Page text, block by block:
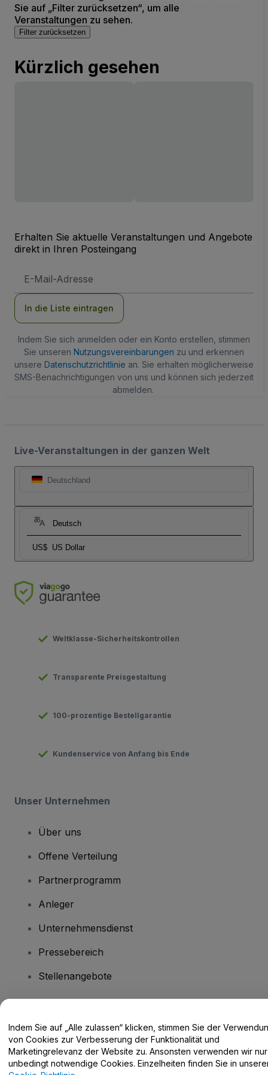
Sie auf „Filter zurücksetzen“, um alle
Veranstaltungen zu sehen.
Filter zurücksetzen
Kürzlich gesehen
Erhalten Sie aktuelle Veranstaltungen und Angebote
direkt in Ihren Posteingang
Mail-
In die Liste eintragen
Indem Sie sich anmelden oder ein Konto erstellen, stimmen
Sie unseren Nutzungsvereinbarungen zu und erkennen
unsere Datenschutzrichtlinie an. Sie erhalten möglicherweise
SMS-Benachrichtigungen von uns und können sich jederzeit
abmelden.
Live-Veranstaltungen in der ganzen Welt
Deutschland
Deutsch
US$ US Dollar
Weltklasse-Sicherheitskontrollen
Transparente Preisgestaltung
100-prozentige Bestellgarantie
Kundenservice von Anfang bis Ende
Unser Unternehmen
Über uns
Offene Verteilung
Partnerprogramm
Anleger
Unternehmensdienst
Pressebereich
Stellenangebote
Hilfe-Center / Kontakt
Indem Sie auf „Alle zulassen“ klicken, stimmen Sie der
von Cookies zur Verbesserung der Funktionalität und
Marketingrelevanz der Website zu. Ansonsten verwenden wir nur
unbedingt notwendige Cookies. Einzelheiten finden Sie in